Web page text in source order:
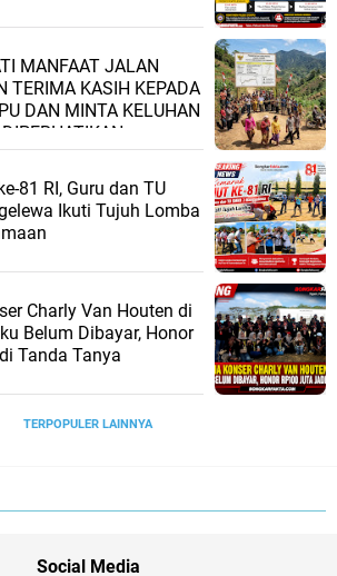
MANFAAT JALAN
TERIMA KASIH KEPADA
DAN MINTA KELUHAN
81 RI, Guru dan TU
Ikuti Tujuh Lomba
Charly Van Houten di
Belum Dibayar, Honor
Tanda Tanya
TERPOPULER LAINNYA
Social Media